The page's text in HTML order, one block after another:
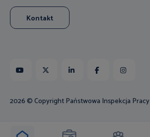
Kontakt
2026 © Copyright Państwowa Inspekcja Pracy